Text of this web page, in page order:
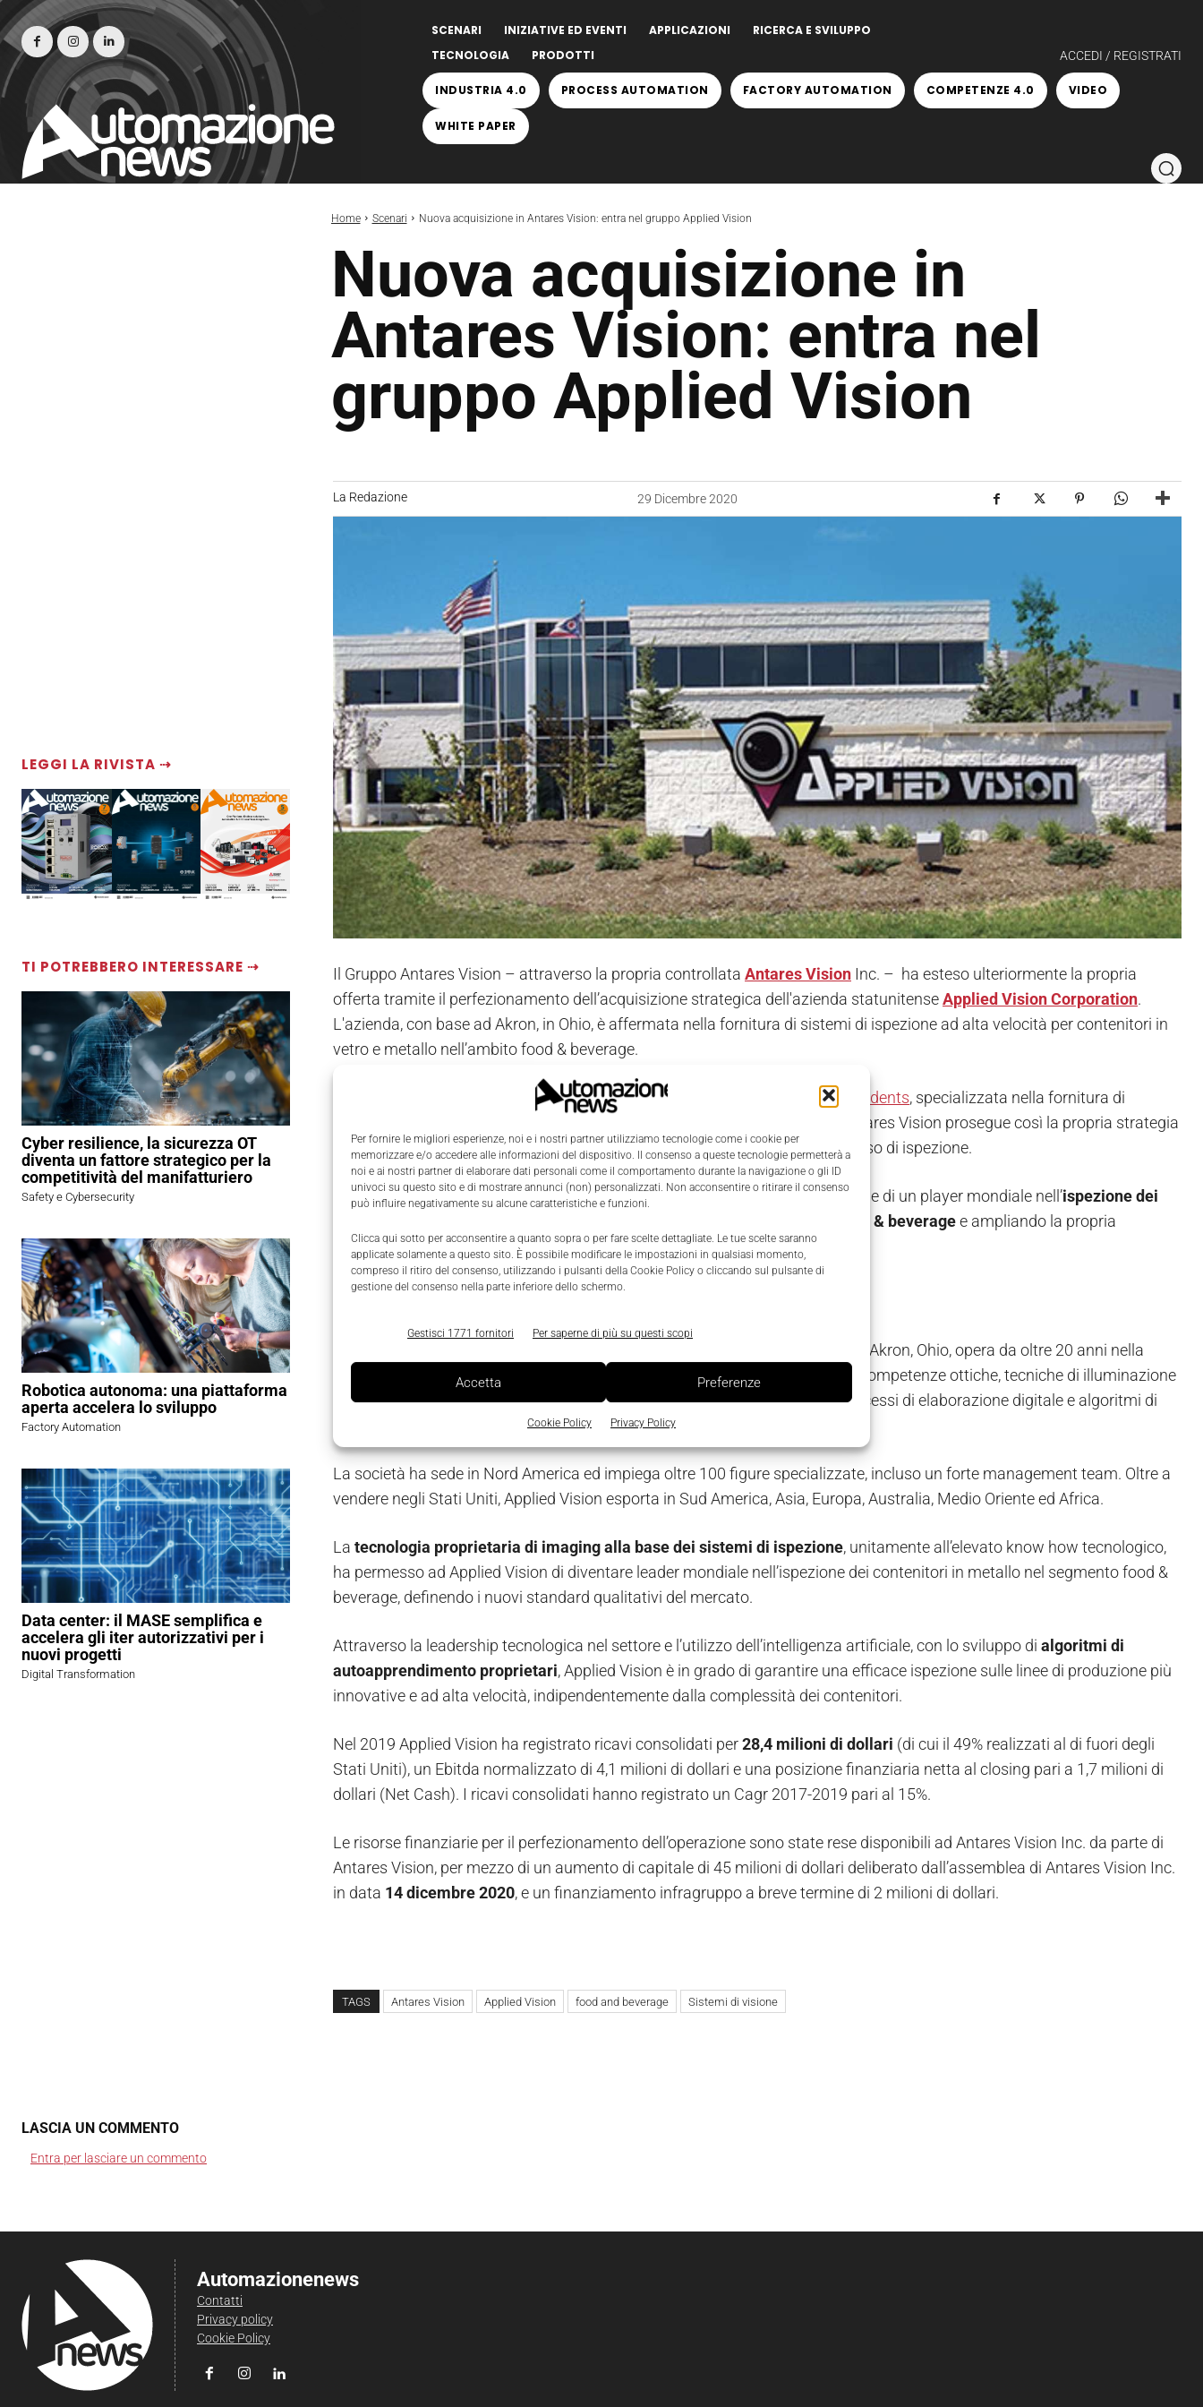
Per fornire le migliori esperienze, noi e i nostri partner utilizziamo tecnologie come i cookie per
memorizzare e/o accedere alle informazioni del dispositivo. Il consenso a queste tecnologie permetterà a
noi e ai nostri partner di elaborare dati personali come il comportamento durante la navigazione o gli ID
univoci su questo sito e di mostrare annunci (non) personalizzati. Non acconsentire o ritirare il consenso
può influire negativamente su alcune caratteristiche e funzioni.
Clicca qui sotto per acconsentire a quanto sopra o per fare scelte dettagliate. Le tue scelte saranno
applicate solamente a questo sito. È possibile modificare le impostazioni in qualsiasi momento,
compreso il ritiro del consenso, utilizzando i pulsanti della Cookie Policy o cliccando sul pulsante di
gestione del consenso nella parte inferiore dello schermo.
Gestisci 1771 fornitori Per saperne di più su questi scopi
Accetta Preferenze
Cookie Policy Privacy Policy
SCENARI INIZIATIVE ED EVENTI APPLICAZIONI
RICERCA E SVILUPPO
TECNOLOGIA
PRODOTTI ACCEDI / REGISTRATI
INDUSTRIA 4.0 PROCESS AUTOMATION FACTORY AUTOMATION COMPETENZE 4.0 VIDEO
WHITE PAPER
Home Scenari Nuova acquisizione in Antares Vision: entra nel gruppo Applied Vision
Nuova acquisizione in
Antares Vision: entra nel
gruppo Applied Vision
LEGGI LA RIVISTA ⇢
TI POTREBBERO INTERESSARE ⇢
Cyber resilience, la sicurezza OT
diventa un fattore strategico per la
competitività del manifatturiero
Safety e Cybersecurity
Robotica autonoma: una piattaforma
aperta accelera lo sviluppo
Factory Automation
Data center: il MASE semplifica e
accelera gli iter autorizzativi per i
nuovi progetti
Digital Transformation
La Redazione 29 Dicembre 2020
Il Gruppo Antares Vision – attraverso la propria controllata Antares Vision Inc. – ha esteso ulteriormente la propria
offerta tramite il perfezionamento dell’acquisizione strategica dell'azienda statunitenseApplied Vision Corporation.
L'azienda, con base ad Akron, in Ohio, è affermata nella fornitura di sistemi di ispezione ad alta velocità per contenitori in
vetro e metallo nell’ambito food & beverage.
A poco più di un mese dall'annuncio dell'acquisizione della società francese Adents, specializzata nella fornitura di
soluzioni software e servizi Cloud per la tracciatura end-to-end, il Gruppo Antares Vision prosegue così la propria strategia
di consolidamento della leadership tecnologica nel presidio dell’intero processo di ispezione.
Con Applied Vision inserisce nella propria offerta le competenze e le tecnologie di un player mondiale nell’ispezione dei
food & beveragee ampliando la propria
penetrazione geografica, soprattutto negli Stati Uniti.
Applied Vision, fondata da Amir e Manijeh Novini nel 1997 negli Stati Uniti ad Akron, Ohio, opera da oltre 20 anni nella
progettazione e sviluppo di
soluzioni di visione artificiale, basate su solide competenze ottiche, tecniche di illuminazione
innovative, dispositivi elettronici di acquisizione immagini combinati con processi di elaborazione digitale e algoritmi di
La società ha sede in Nord America ed impiega oltre 100 figure specializzate, incluso un forte management team. Oltre a
vendere negli Stati Uniti, Applied Vision esporta in Sud America, Asia, Europa, Australia, Medio Oriente ed Africa.
La tecnologia proprietaria di imaging alla base dei sistemi di ispezione, unitamente all’elevato know how tecnologico,
ha permesso ad Applied Vision di diventare leader mondiale nell’ispezione dei contenitori in metallo nel segmento food &
beverage, definendo i nuovi standard qualitativi del mercato.
Attraverso la leadership tecnologica nel settore e l’utilizzo dell’intelligenza artificiale, con lo sviluppo di algoritmi di
autoapprendimento proprietari, Applied Vision è in grado di garantire una efficace ispezione sulle linee di produzione più
innovative e ad alta velocità, indipendentemente dalla complessità dei contenitori.
Nel 2019 Applied Vision ha registrato ricavi consolidati per28,4 milioni di dollari (di cui il 49% realizzati al di fuori degli
Stati Uniti), un Ebitda normalizzato di 4,1 milioni di dollari e una posizione finanziaria netta al closing pari a 1,7 milioni di
dollari (Net Cash). I ricavi consolidati hanno registrato un Cagr 2017-2019 pari al 15%.
Le risorse finanziarie per il perfezionamento dell’operazione sono state rese disponibili ad Antares Vision Inc. da parte di
Antares Vision, per mezzo di un aumento di capitale di 45 milioni di dollari deliberato dall’assemblea di Antares Vision Inc.
in data 14 dicembre 2020, e un finanziamento infragruppo a breve termine di 2 milioni di dollari.
TAGS Antares Vision Applied Vision food and beverage Sistemi di visione
LASCIA UN COMMENTO
Entra per lasciare un commento
Automazionenews
Contatti
Privacy policy
Cookie Policy